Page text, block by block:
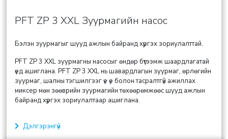
PFT ZP 3 XXL Зуурмагийн насос
Бэлэн зуурмагыг шууд ажлын байранд хүргэх зориулалттай.
PFT ZP 3 XXL зуурмагны насосыг өндөр бүтээмж шаардлагатай
үед ашиглана. PFT ZP 3 XXL нь шавардлагын зуурмаг, өрлөгийн
зуурмаг, шалны тэгшилгээг үе үе болон тасралтгүй ажиллах
миксер мөн зөөврийн зуурмагийн төхөөрөмжөөс шууд ажлын
байранд хүргэх зориулалтаар ашиглана.
Дэлгэрэнгүй